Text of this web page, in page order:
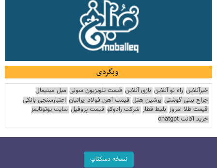
وبگردی
خبرآنلاین راه نو آنلاین بازی آنلاین قیمت تلویزیون سونی مبل مینیمال
جراح بینی گوشتی پرشین هتل قیمت آهن فولاد ایرانیان اعتبارسنجی بانکی
قیمت طلا امروز بلیط قطار شرکت رادوکو قیمت پروفیل سایت یوتوتایمز
خرید اکانت chatgpt
نسخه دسکتاپ